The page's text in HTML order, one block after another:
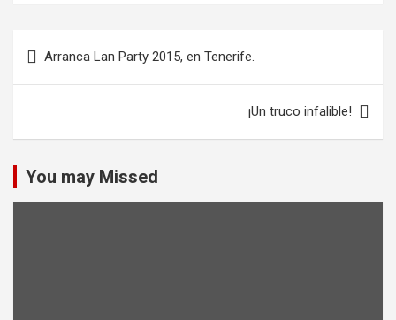
de
Arranca Lan Party 2015, en Tenerife.
¡Un truco infalible!
You may Missed